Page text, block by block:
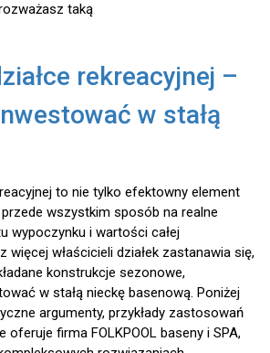
taką
rekreacyjnej –
w stałą
to nie tylko efektowny element
wszystkim sposób na realne
wypoczynku i wartości całej
więcej właścicieli działek zastanawia się,
konstrukcje sezonowe,
w stałą nieckę basenową. Poniżej
argumenty, przykłady zastosowań
oferuje firma FOLKPOOL baseny i SPA,